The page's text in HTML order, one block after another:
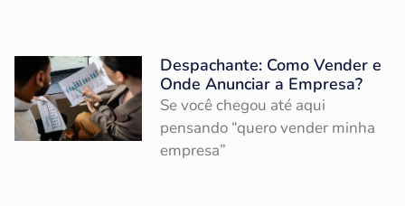
Despachante: Como Vender e
Onde Anunciar a Empresa?
Se você chegou até aqui
pensando “quero vender minha
empresa”